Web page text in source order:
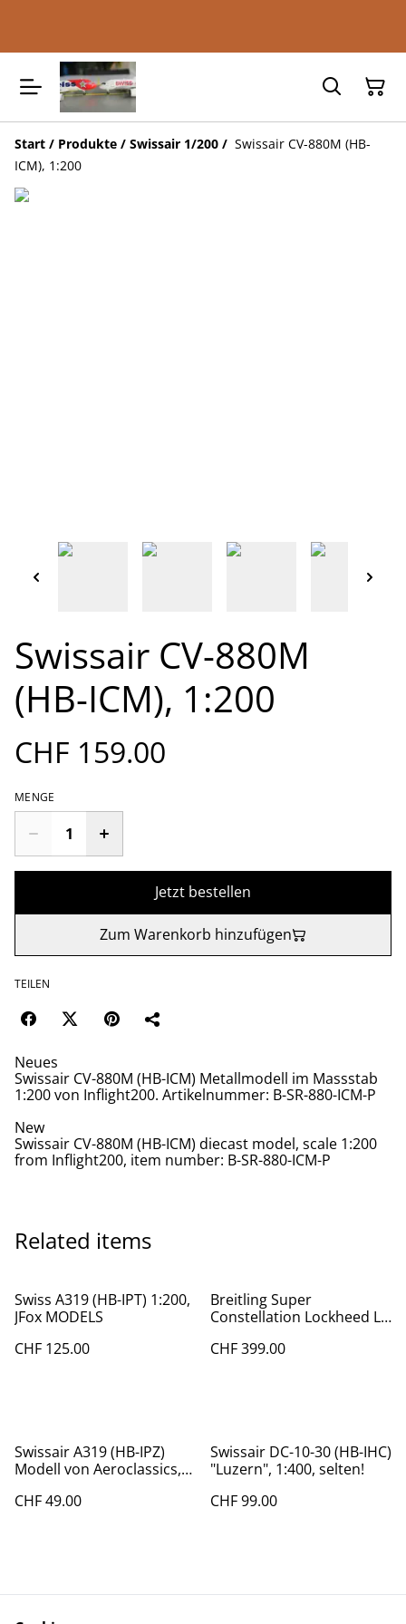
Start / Produkte / Swissair 1/200 / Swissair CV-880M (HB-
ICM), 1:200
Swissair CV-880M
(HB-ICM), 1:200
CHF 159.00
MENGE
Jetzt bestellen
Zum Warenkorb hinzufügen
TEILEN
Neues
Swissair CV-880M (HB-ICM) Metallmodell im Massstab
1:200 von Inflight200. Artikelnummer: B-SR-880-ICM-P
New
Swissair CV-880M (HB-ICM) diecast model, scale 1:200
from Inflight200, item number: B-SR-880-ICM-P
Related items
Swiss A319 (HB-IPT) 1:200,
JFox MODELS
CHF 125.00
Breitling Super
Constellation Lockheed L-
1:72
CHF 399.00
Swissair A319 (HB-IPZ)
Modell von Aeroclassics,
CHF 49.00
Swissair DC-10-30 (HB-IHC)
"Luzern", 1:400, selten!
CHF 99.00